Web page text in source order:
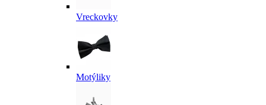
Vreckovky
Motýliky